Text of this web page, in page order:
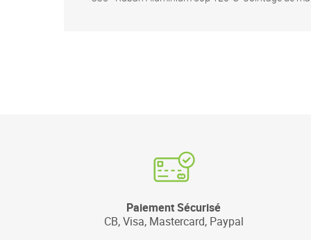
Paiement Sécurisé
CB, Visa, Mastercard, Paypal